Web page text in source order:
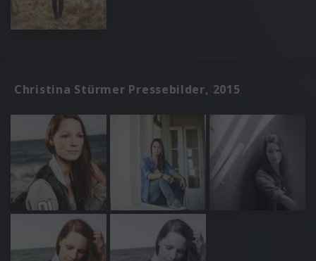
Christina Stürmer Pressebilder, 2015